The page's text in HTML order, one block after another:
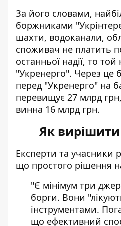
За його словами,
боржниками
шахти, водоканали,
споживач не платить
останньої надії, то
"Укренерго". Через це
перед "Укренерго" на
перевищує 27 млрд
винна 16 млрд грн.
Як
Експерти та учасники
що простого рішення
"Є мінімум три
борги. Вони
інструментами.
що ефективний